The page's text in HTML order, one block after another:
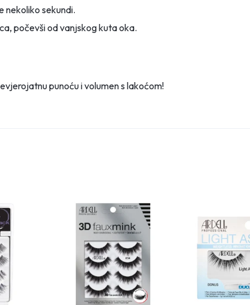
nekoliko sekundi.
počevši od vanjskog kuta oka.
punoću i volumen s lakoćom!